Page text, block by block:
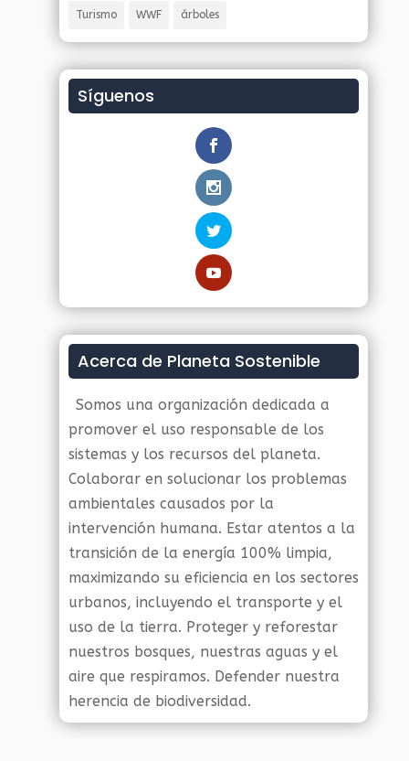
Turismo WWF árboles
Síguenos
Acerca de Planeta Sostenible
Somos una organización dedicada a
promover el uso responsable de los
sistemas y los recursos del planeta.
Colaborar en solucionar los problemas
ambientales causados por la
intervención humana. Estar atentos a la
transición de la energía 100% limpia,
maximizando su eficiencia en los sectores
urbanos, incluyendo el transporte y el
uso de la tierra. Proteger y reforestar
nuestros bosques, nuestras aguas y el
aire que respiramos. Defender nuestra
herencia de biodiversidad.